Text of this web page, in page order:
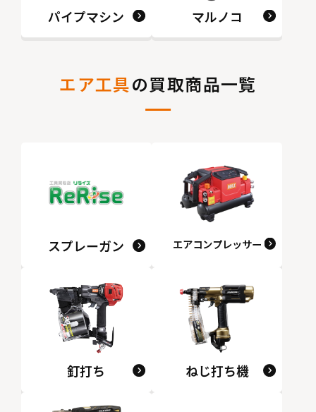
パイプマシン マルノコ
エア工具の買取商品一覧
スプレーガン エアコンプレッサー
釘打ち ねじ打ち機